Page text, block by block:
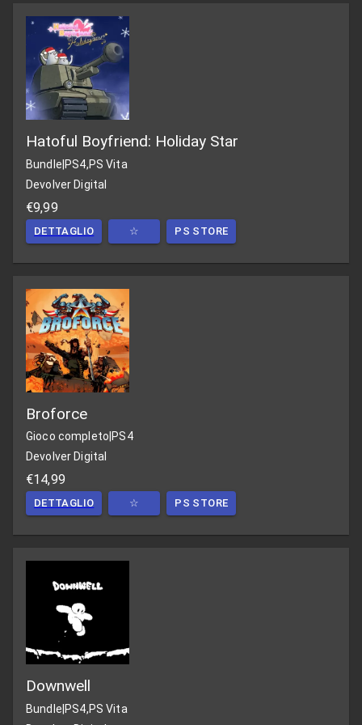
Hatoful Boyfriend: Holiday Star
Bundle PS4,PS Vita
Devolver Digital
€9,99
DETTAGLIO ☆ PS STORE
Broforce
Gioco completo PS4
Devolver Digital
€14,99
DETTAGLIO ☆ PS STORE
Downwell
Bundle PS4,PS Vita